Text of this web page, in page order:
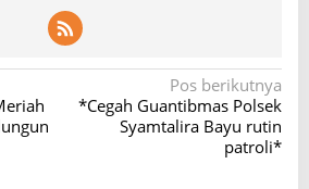
Pos berikutnya
*Cegah Guantibmas Polsek
Syamtalira Bayu rutin
patroli*